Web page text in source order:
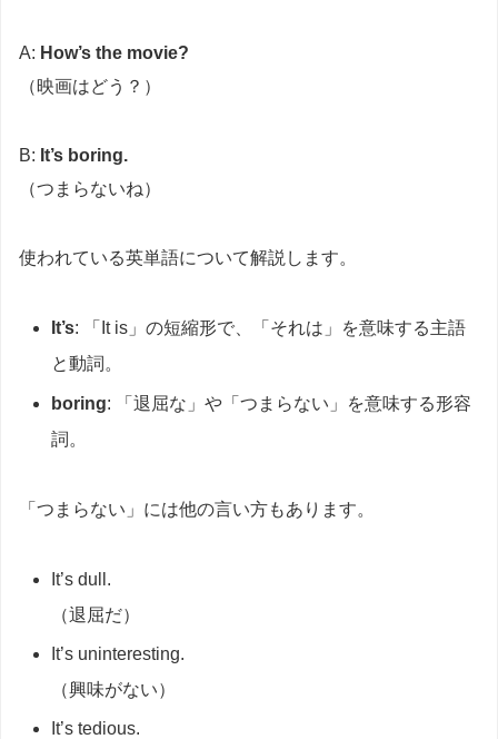
A: How’s the movie?
（映画はどう？）
B: It’s boring.
（つまらないね）
使われている英単語について解説します。
It’s: 「It is」の短縮形で、「それは」を意味する主語
と動詞。
boring: 「退屈な」や「つまらない」を意味する形容
詞。
「つまらない」には他の言い方もあります。
It’s dull.
（退屈だ）
It’s uninteresting.
（興味がない）
It’s tedious.